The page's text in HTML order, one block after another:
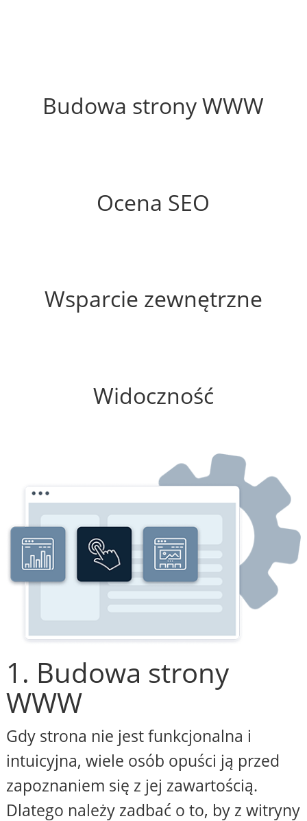
Budowa strony WWW
Ocena SEO
Wsparcie zewnętrzne
Widoczność
1. Budowa strony
WWW
Gdy strona nie jest funkcjonalna i
intuicyjna, wiele osób opuści ją przed
zapoznaniem się z jej zawartością.
Dlatego należy zadbać o to, by z witryny